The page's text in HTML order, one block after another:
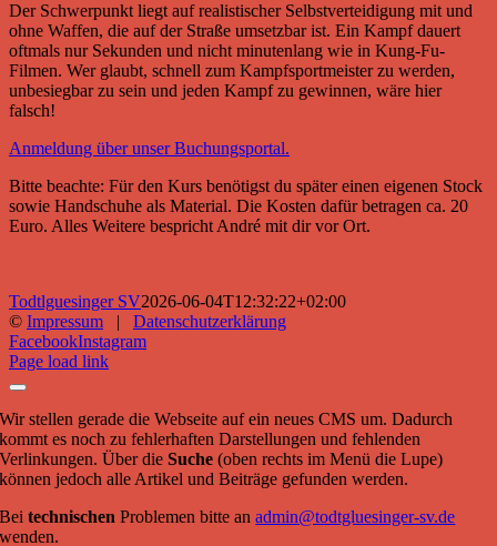
Der Schwerpunkt liegt auf realistischer Selbstverteidigung mit und
ohne Waffen, die auf der Straße umsetzbar ist. Ein Kampf dauert
oftmals nur Sekunden und nicht minutenlang wie in Kung-Fu-
Filmen. Wer glaubt, schnell zum Kampfsportmeister zu werden,
unbesiegbar zu sein und jeden Kampf zu gewinnen, wäre hier
falsch!
Anmeldung über unser Buchungsportal.
Bitte beachte: Für den Kurs benötigst du später einen eigenen Stock
sowie Handschuhe als Material. Die Kosten dafür betragen ca. 20
Euro. Alles Weitere bespricht André mit dir vor Ort.
Todtlguesinger SV2026-06-04T12:32:22+02:00
© Impressum | Datenschutzerklärung
FacebookInstagram
Page load link
Wir stellen gerade die Webseite auf ein neues CMS um. Dadurch
kommt es noch zu fehlerhaften Darstellungen und fehlenden
Verlinkungen. Über dieSuche (oben rechts im Menü die Lupe)
können jedoch alle Artikel und Beiträge gefunden werden.
Beitechnischen Problemen bitte anadmin@todtgluesinger-sv.de
wenden.